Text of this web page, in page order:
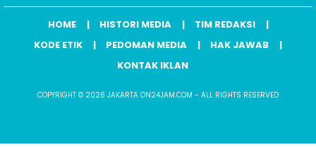
HOME HISTORI MEDIA
TIM REDAKSI
KODE ETIK
PEDOMAN MEDIA
HAK JAWAB
KONTAK IKLAN
COPYRIGHT © 2026 JAKARTA ON24JAM.COM - ALL RIGHTS RESERVED